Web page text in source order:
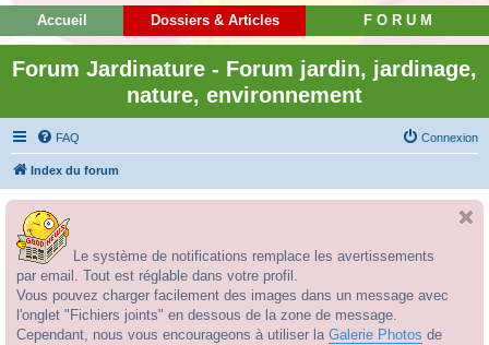
Accueil Dossiers & Articles F O R U M
Forum Jardinature - Forum jardin, jardinage,
nature, environnement
FAQ Connexion
Index du forum
Le système de notifications remplace les avertissements
par email. Tout est réglable dans votre profil.
Vous pouvez charger facilement des images dans un message avec
l'onglet "Fichiers joints" en dessous de la zone de message.
Cependant, nous vous encourageons à utiliser la Galerie Photos de